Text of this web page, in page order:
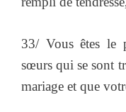
33/ Vous êtes le
sœurs qui se sont
mariage et que